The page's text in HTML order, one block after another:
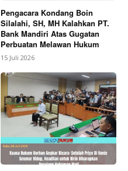
Pengacara Kondang Boin
Silalahi, SH, MH Kalahkan PT.
Bank Mandiri Atas Gugatan
Perbuatan Melawan Hukum
15 Juli 2026